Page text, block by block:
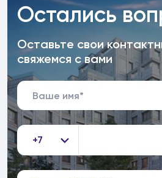
Остались
Оставьте свои
свяжемся с вами
+7